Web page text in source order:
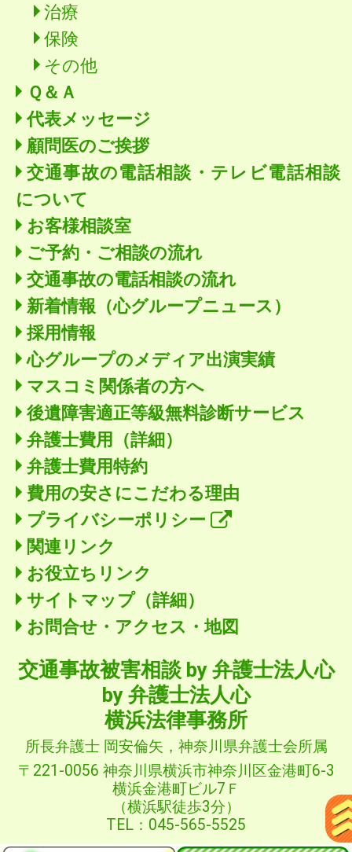
治療
保険
その他
Ｑ＆Ａ
代表メッセージ
顧問医のご挨拶
交通事故の電話相談・テレビ電話相談
について
お客様相談室
ご予約・ご相談の流れ
交通事故の電話相談の流れ
新着情報 （心グループニュース）
採用情報
心グループのメディア出演実績
マスコミ関係者の方へ
後遺障害適正等級無料診断サービス
弁護士費用（詳細）
弁護士費用特約
費用の安さにこだわる理由
プライバシーポリシー
関連リンク
お役立ちリンク
サイトマップ（詳細）
お問合せ・アクセス・地図
交通事故被害相談by 弁護士法人心
by 弁護士法人心
横浜法律事務所
所長弁護士 岡安倫矢，神奈川県弁護士会所属
〒221-0056 神奈川県横浜市神奈川区金港町6-3
横浜金港町ビル7Ｆ
（横浜駅徒歩3分）
TEL：045-565-5525